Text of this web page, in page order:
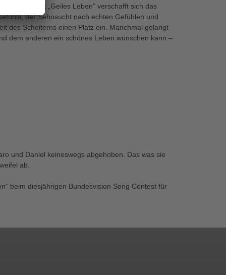
sie tun. Mit „Geiles Leben“ verschafft sich das
der Sehnsucht nach echten Gefühlen und
des Scheiterns einen Platz ein. Manchmal gelangt
dem anderen ein schönes Leben wünschen kann –
und Daniel keineswegs abgehoben. Das was sie
ab.
beim diesjährigen Bundesvision Song Contest für